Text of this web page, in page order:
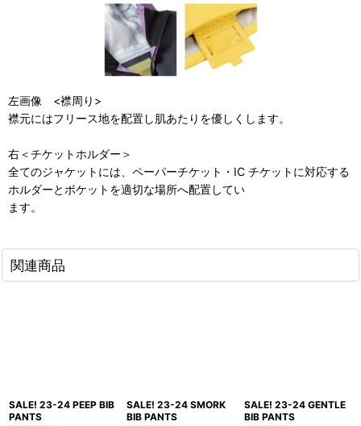
左画像 <襟周り>
襟元にはフリース地を配置し肌あたりを優しくします。
右＜チケットホルダー＞
全てのジャケットには、ペーパーチケット・IC チケットに対応する
ホルダーとポケットを適切な場所へ配置してい
ます。
関連商品
SALE! 23-24 PEEP BIB
PANTS
SALE! 23-24 SMORK
BIB PANTS
SALE! 23-24 GENTLE
BIB PANTS